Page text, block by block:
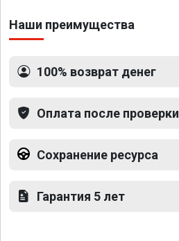
Наши преимущества
100% возврат денег
Оплата после проверки
Сохранение ресурса
Гарантия 5 лет